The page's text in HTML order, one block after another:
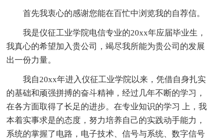
首先我衷心的感谢您能在百忙中浏览我的自荐信。
我是仪征工业学院电信专业的20xx年应届毕业生，
我真心的希望加入贵公司，竭尽我所能为贵公司的发展
出一份力量。
我自20xx年进入仪征工业学院以来，凭借自身扎实
的基础和顽强拼搏的奋斗精神，经过几年不断的学习，
在各方面取得了长足的进步。在专业知识的学习 上，我
本着实事求是的态度，努力培养自己的实践动手能力，
系统的掌握了电路，电子技术、信号与系统、数字信号